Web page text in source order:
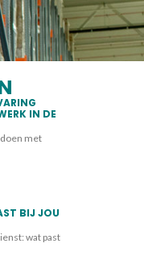
IN DE
met
BIJ JOU
wat past